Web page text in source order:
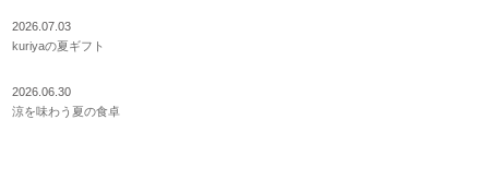
2026.07.03
kuriyaの夏ギフト
2026.06.30
涼を味わう夏の食卓